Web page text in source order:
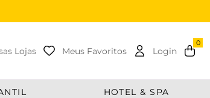
Lojas Meus Favoritos Login
HOTEL & SPA